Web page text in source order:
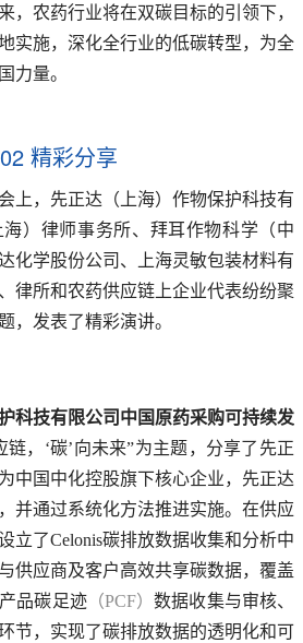
，农药行业将在双碳目标的引领下，
实施，深化全行业的低碳转型，为全
力量。
02 精彩分享
上，先正达（上海）作物保护科技有
）律师事务所、拜耳作物科学（中
化学股份公司、上海灵敏包装材料有
律所和农药供应链上企业代表纷纷聚
，发表了精彩演讲。
科技有限公司中国原药采购可持续发
链，‘碳’向未来”为主题，分享了先正
中国中化控股旗下核心企业，先正达
并通过系统化方法推进实施。在供应
立了Celonis碳排放数据收集和分析中
供应商及客户高效共享碳数据，覆盖
品碳足迹（PCF）数据收集与审核、
节，实现了碳排放数据的透明化和可